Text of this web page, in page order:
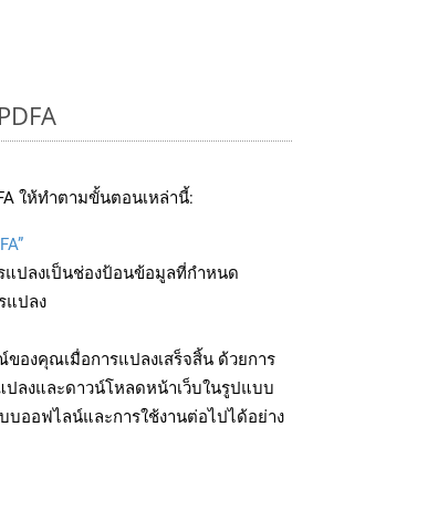
ให้ทำตามขั้นตอนเหล่านี้:
แปลงเป็นช่องป้อนข้อมูลที่กำหนด
แปลง
องคุณเมื่อการแปลงเสร็จสิ้น ด้วยการ
ลงและดาวน์โหลดหน้าเว็บในรูปแบบ
บออฟไลน์และการใช้งานต่อไปได้อย่าง